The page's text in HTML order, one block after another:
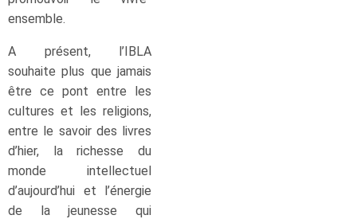
ensemble.
A présent, l’IBLA
souhaite plus que jamais
être ce pont entre les
cultures et les religions,
entre le savoir des livres
d’hier, la richesse du
monde intellectuel
d’aujourd’hui et l’énergie
de la jeunesse qui